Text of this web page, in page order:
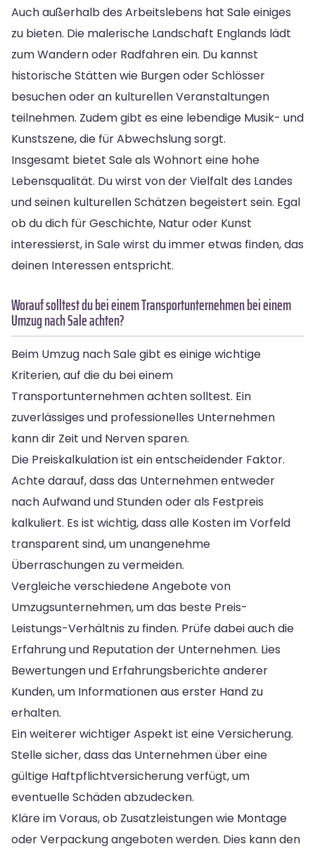
Auch außerhalb des Arbeitslebens hat Sale einiges
zu bieten. Die malerische Landschaft Englands lädt
zum Wandern oder Radfahren ein. Du kannst
historische Stätten wie Burgen oder Schlösser
besuchen oder an kulturellen Veranstaltungen
teilnehmen. Zudem gibt es eine lebendige Musik- und
Kunstszene, die für Abwechslung sorgt.
Insgesamt bietet Sale als Wohnort eine hohe
Lebensqualität. Du wirst von der Vielfalt des Landes
und seinen kulturellen Schätzen begeistert sein. Egal
ob du dich für Geschichte, Natur oder Kunst
interessierst, in Sale wirst du immer etwas finden, das
deinen Interessen entspricht.
Worauf solltest du bei einem Transportunternehmen bei einem
Umzug nach Sale achten?
Beim Umzug nach Sale gibt es einige wichtige
Kriterien, auf die du bei einem
Transportunternehmen achten solltest. Ein
zuverlässiges und professionelles Unternehmen
kann dir Zeit und Nerven sparen.
Die Preiskalkulation ist ein entscheidender Faktor.
Achte darauf, dass das Unternehmen entweder
nach Aufwand und Stunden oder als Festpreis
kalkuliert. Es ist wichtig, dass alle Kosten im Vorfeld
transparent sind, um unangenehme
Überraschungen zu vermeiden.
Vergleiche verschiedene Angebote von
Umzugsunternehmen, um das beste Preis-
Leistungs-Verhältnis zu finden. Prüfe dabei auch die
Erfahrung und Reputation der Unternehmen. Lies
Bewertungen und Erfahrungsberichte anderer
Kunden, um Informationen aus erster Hand zu
erhalten.
Ein weiterer wichtiger Aspekt ist eine Versicherung.
Stelle sicher, dass das Unternehmen über eine
gültige Haftpflichtversicherung verfügt, um
eventuelle Schäden abzudecken.
Kläre im Voraus, ob Zusatzleistungen wie Montage
oder Verpackung angeboten werden. Dies kann den